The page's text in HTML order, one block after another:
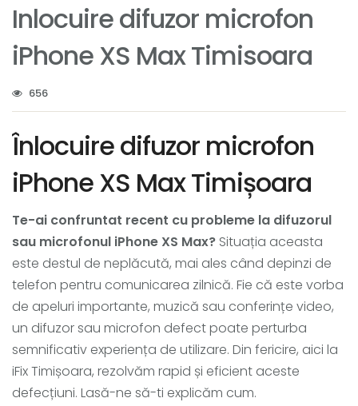
Inlocuire difuzor microfon
iPhone XS Max Timisoara
656
Înlocuire difuzor microfon
iPhone XS Max Timișoara
Te-ai confruntat recent cu probleme la difuzorul
sau microfonul iPhone XS Max? Situația aceasta
este destul de neplăcută, mai ales când depinzi de
telefon pentru comunicarea zilnică. Fie că este vorba
de apeluri importante, muzică sau conferințe video,
un difuzor sau microfon defect poate perturba
semnificativ experiența de utilizare. Din fericire, aici la
iFix Timișoara, rezolvăm rapid și eficient aceste
defecțiuni. Lasă-ne să-ti explicăm cum.